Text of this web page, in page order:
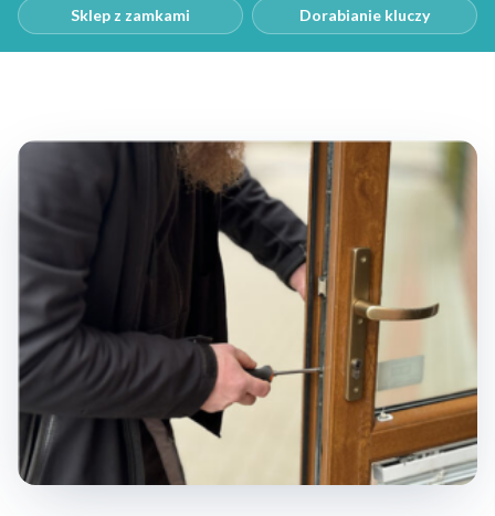
Sklep z zamkami Dorabianie kluczy